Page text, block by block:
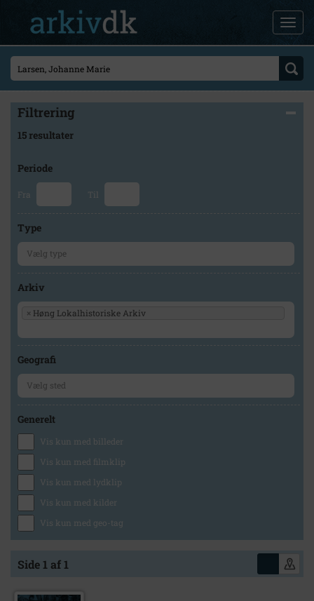
Filtrering
15 resultater
Periode
Fra Til
Type
Arkiv
× Høng Lokalhistoriske Arkiv
Geografi
Generelt
Vis kun med billeder
Vis kun med filmklip
Vis kun med lydklip
Vis kun med kilder
Vis kun med geo-tag
Side 1 af 1